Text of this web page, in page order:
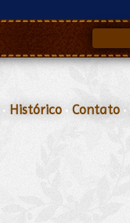
• Histórico • Contato •